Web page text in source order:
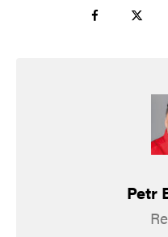
tak 24.2.2022
silnice pomůže se
Martin
4. 6. 2025
Petr